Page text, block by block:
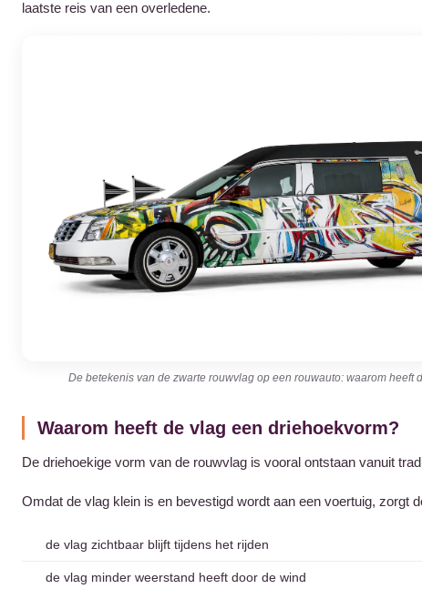
laatste reis van een overledene.
De betekenis van de zwarte rouwvlag op een rouwauto: waarom heeft
Waarom heeft de vlag een driehoekvorm?
De driehoekige vorm van de rouwvlag is vooral ontstaan vanuit
Omdat de vlag klein is en bevestigd wordt aan een voertuig, zorgt
de vlag zichtbaar blijft tijdens het rijden
de vlag minder weerstand heeft door de wind